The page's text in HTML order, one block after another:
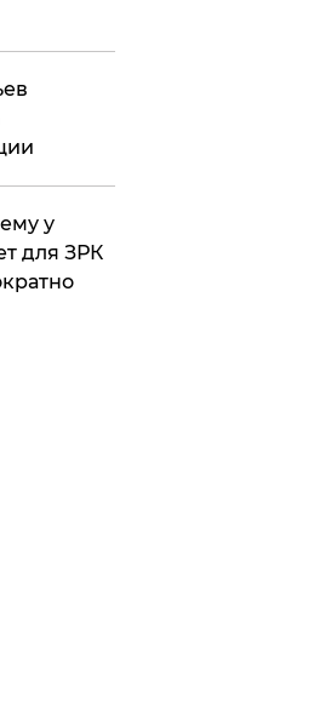
у
для ЗРК